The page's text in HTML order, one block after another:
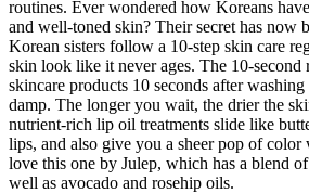
routines. Ever wondered how Koreans
and well-toned skin? Their secret has now
Korean sisters follow a 10-step skin care
skin look like it never ages. The 10-second
skincare products 10 seconds after
damp. The longer you wait, the drier the
nutrient-rich lip oil treatments slide like
lips, and also give you a sheer pop of color
love this one by Julep, which has a blend
well as avocado and rosehip oils.